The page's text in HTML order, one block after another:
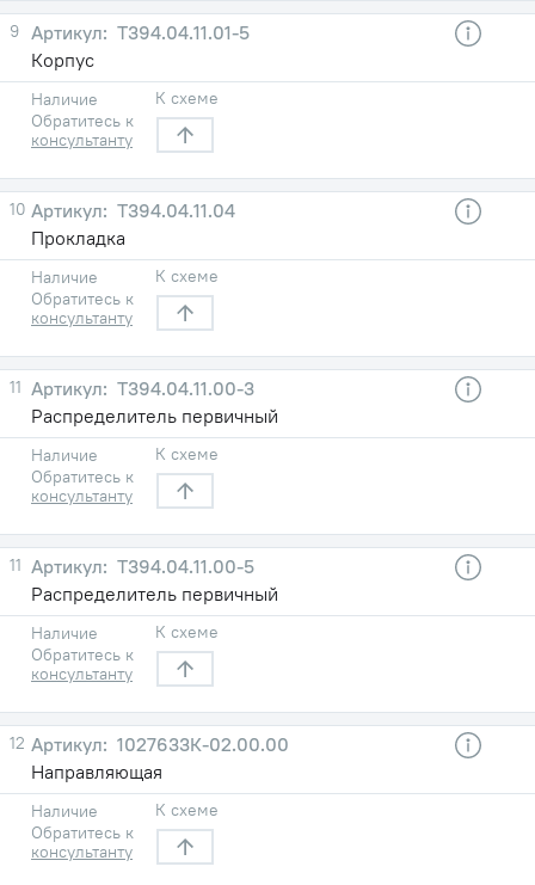
9
Т394.04.11.01-5
Корпус
Наличие
Обратитесь к
консультанту
К схеме
10
Т394.04.11.04
Прокладка
Наличие
Обратитесь к
консультанту
К схеме
11
Т394.04.11.00-3
Распределитель первичный
Наличие
Обратитесь к
консультанту
К схеме
11
Т394.04.11.00-5
Распределитель первичный
Наличие
Обратитесь к
консультанту
К схеме
12
1027633К-02.00.00
Направляющая
Наличие
Обратитесь к
консультанту
К схеме